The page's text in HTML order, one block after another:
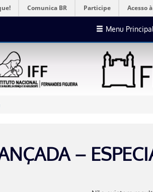
Comunica BR Participe Acesso
Menu Principal
–